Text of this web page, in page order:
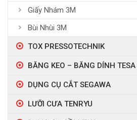
Giấy Nhám 3M
Bùi Nhùi 3M
TOX PRESSOTECHNIK
BĂNG KEO – BĂNG DÍNH TESA
DỤNG CỤ CẮT SEGAWA
LƯỠI CƯA TENRYU